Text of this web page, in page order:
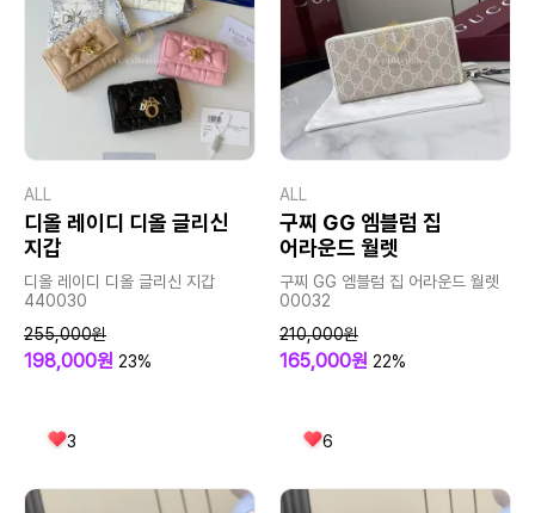
ALL
디올 레이디 디올 글리신
지갑
디올 레이디 디올 글리신 지갑
440030
255,000원
198,000원 23%
3
ALL
구찌 GG 엠블럼 집
어라운드 월렛
구찌 GG 엠블럼 집 어라운드 월렛
00032
210,000원
165,000원 22%
6